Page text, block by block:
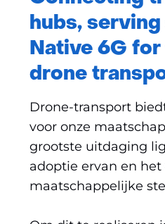
hubs,
Native 6G
drone
Drone-transport
voor onze
grootste uitdaging
adoptie ervan en
maatschappelijke